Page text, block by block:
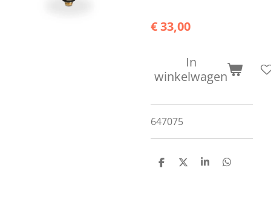
€ 33,00
In
winkelwagen
647075
D
D
S
D